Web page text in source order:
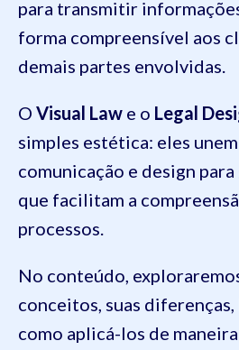
para transmitir
forma compreensível aos
demais partes envolvidas.
O Visual Law e o Legal
simples estética: eles
comunicação e design
que facilitam a
processos.
No conteúdo,
conceitos, suas
como aplicá-los de